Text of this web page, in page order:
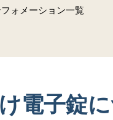
ォメーション一覧
電子錠